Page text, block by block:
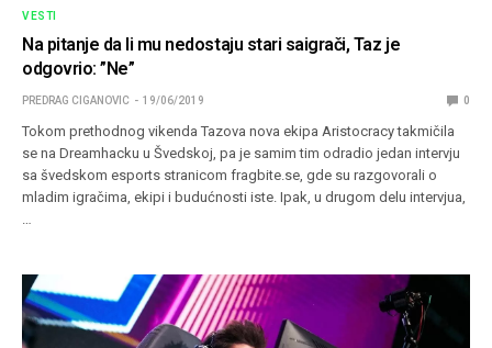
VESTI
Na pitanje da li mu nedostaju stari saigrači, Taz je
odgovrio: ”Ne”
PREDRAG CIGANOVIC 19/06/2019 0
Tokom prethodnog vikenda Tazova nova ekipa Aristocracy takmičila
se na Dreamhacku u Švedskoj, pa je samim tim odradio jedan intervju
sa švedskom esports stranicom fragbite.se, gde su razgovorali o
mladim igračima, ekipi i budućnosti iste. Ipak, u drugom delu intervjua,